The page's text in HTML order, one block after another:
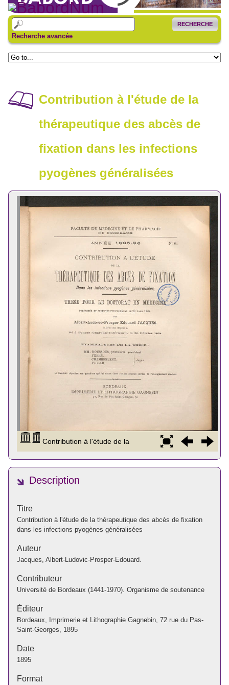
RECHERCHE
Recherche avancée
Contribution à l'étude de la
thérapeutique des abcès de
fixation dans les infections
pyogènes généralisées
Description
Titre
Contribution à l'étude de la thérapeutique des abcès de fixation
dans les infections pyogènes généralisées
Auteur
Jacques, Albert-Ludovic-Prosper-Edouard.
Contributeur
Université de Bordeaux (1441-1970). Organisme de soutenance
Éditeur
Bordeaux, Imprimerie et Lithographie Gagnebin, 72 rue du Pas-
Saint-Georges, 1895
Date
1895
Format